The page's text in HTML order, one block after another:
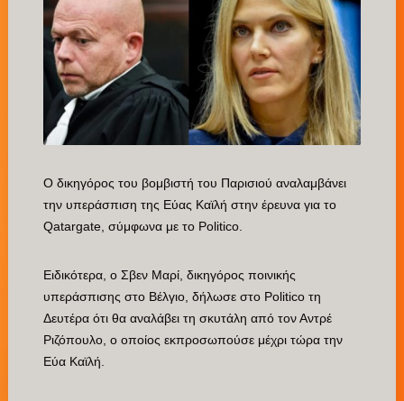
Ο δικηγόρος του βομβιστή του Παρισιού αναλαμβάνει
την υπεράσπιση της Εύας Καϊλή στην έρευνα για το
Qatargate, σύμφωνα με το Politico.
Ειδικότερα, o Σβεν Μαρί, δικηγόρος ποινικής
υπεράσπισης στο Βέλγιο, δήλωσε στο Politico τη
Δευτέρα ότι θα αναλάβει τη σκυτάλη από τον Αντρέ
Ριζόπουλο, ο οποίος εκπροσωπούσε μέχρι τώρα την
Εύα Καϊλή.